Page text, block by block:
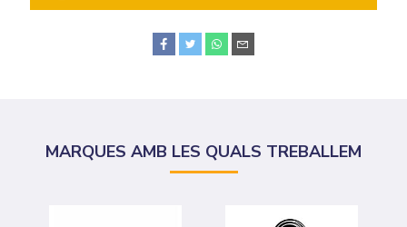
MARQUES AMB LES QUALS TREBALLEM